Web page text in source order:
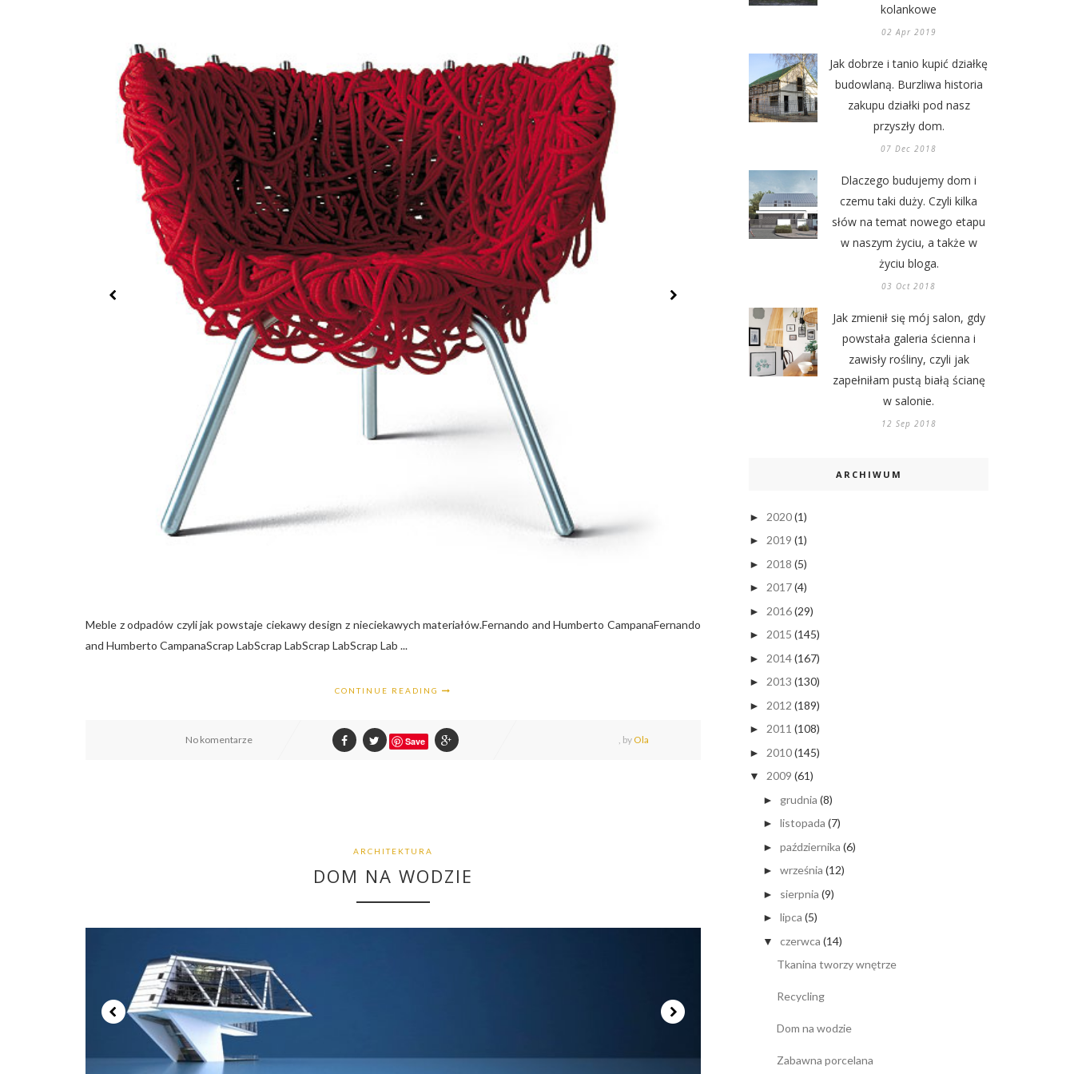
Meble z odpadów czyli jak powstaje ciekawy design z nieciekawych materiałów.Fernando and Humberto CampanaFernando
and Humberto CampanaScrap LabScrap LabScrap LabScrap Lab ...
CONTINUE READING
Save
No komentarze , by Ola
ARCHITEKTURA
DOM NA WODZIE
kolankowe
02 Apr 2019
Jak dobrze i tanio kupić działkę
budowlaną. Burzliwa historia
zakupu działki pod nasz
przyszły dom.
07 Dec 2018
Dlaczego budujemy dom i
czemu taki duży. Czyli kilka
słów na temat nowego etapu
w naszym życiu, a także w
życiu bloga.
03 Oct 2018
Jak zmienił się mój salon, gdy
powstała galeria ścienna i
zawisły rośliny, czyli jak
zapełniłam pustą białą ścianę
w salonie.
12 Sep 2018
ARCHIWUM
► 2020(1)
► 2019 (1)
► 2018 (5)
► 2017(4)
► 2016(29)
► 2015 (145)
► 2014(167)
► 2013 (130)
► 2012 (189)
► 2011 (108)
► 2010(145)
▼ 2009 (61)
► grudnia (8)
► listopada (7)
► października (6)
► września (12)
► sierpnia (9)
► lipca (5)
▼ czerwca (14)
Tkanina tworzy wnętrze
Recycling
Dom na wodzie
Zabawna porcelana